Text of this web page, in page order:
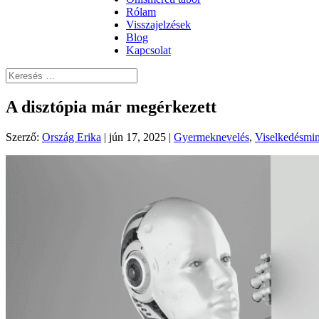
Rólam
Visszajelzések
Blog
Kapcsolat
A disztópia már megérkezett
Szerző: Ország Erika | jún 17, 2025 | Gyermeknevelés,